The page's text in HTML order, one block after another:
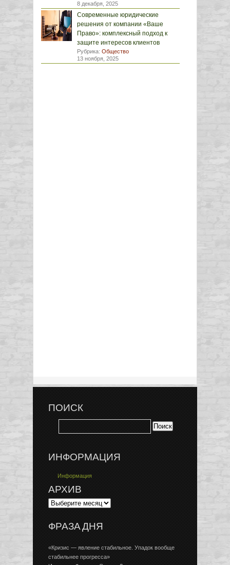
8 декабря, 2025
Современные юридические
решения от компании «Ваше
Право»: комплексный подход к
защите интересов клиентов
Рубрика: Общество
13 ноября, 2025
ПОИСК
ИНФОРМАЦИЯ
Информация
АРХИВ
ФРАЗА ДНЯ
«Кризис — явление стабильное. Упадок вообще
стабильнее прогресса»